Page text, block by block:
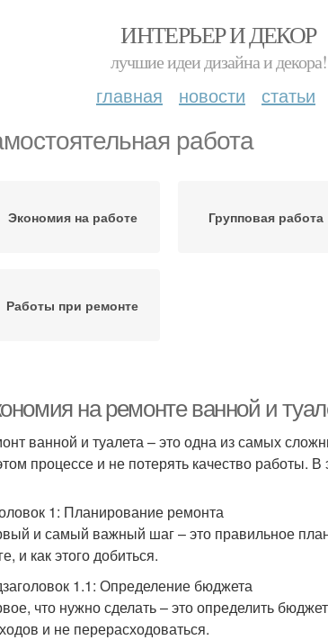
ИНТЕРЬЕР И ДЕКОР
лучшие идеи дизайна и декора!
главная новости статьи
работа
Экономия на работе Групповая работа
Работы при ремонте
на ремонте ванной и
ванной и туалета – это одна из самых
процессе и не потерять качество работы.
1: Планирование ремонта
и самый важный шаг – это правильное
и как этого добиться.
1.1: Определение бюджета
что нужно сделать – это определить
и не перерасходоваться.